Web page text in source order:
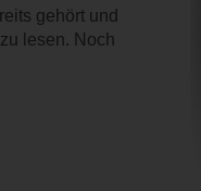
gehört und
lesen. Noch